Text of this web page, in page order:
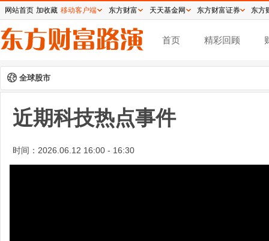
首页 精彩回顾
全球股市
近期科技热点事件
时间： 2026.06.12 16:00 - 16:30
网站首页 加收藏 移动客户端 东方财富 天天基金网 东方财富证券 东方